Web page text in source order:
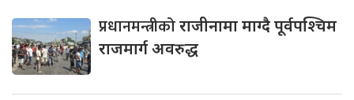
प्रधानमन्त्रीकोराजीनामा माग्दै पूर्वपश्चिम
राजमार्ग अवरुद्ध